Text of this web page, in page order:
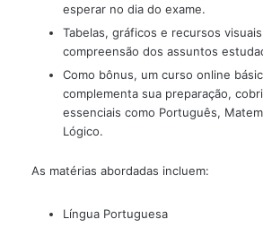
esperar no dia do exame.
Tabelas, gráficos e recursos
compreensão dos assuntos
Como bônus, um curso online
complementa sua preparação,
essenciais como Português,
Lógico.
As matérias abordadas incluem:
Língua Portuguesa